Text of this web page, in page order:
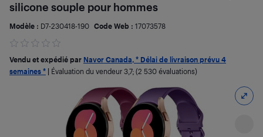
silicone souple pour hommes
Modèle : D7-230418-190 Code Web : 17073578
Vendu et expédié par Navor Canada, * Délai de livraison prévu 4
semaines *
Évaluation du vendeur 3,7; (2 530 évaluations)